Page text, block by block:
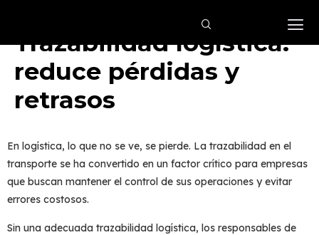
Trazabilidad logística:
reduce pérdidas y
retrasos
En logística, lo que no se ve, se pierde. La trazabilidad en el
transporte se ha convertido en un factor crítico para empresas
que buscan mantener el control de sus operaciones y evitar
errores costosos.
Sin una adecuada trazabilidad logística, los responsables de